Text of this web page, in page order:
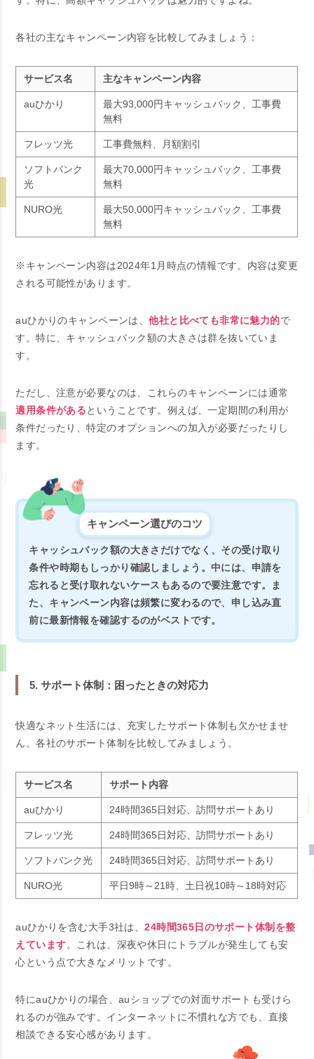
各社の主なキャンペーン内容を比較してみましょう：
サービス名 主なキャンペーン内容
auひかり
最大93,000円キャッシュバック、工事費
無料
フレッツ光 工事費無料、月額割引
ソフトバンク
光
最大70,000円キャッシュバック、工事費
無料
NURO光
最大50,000円キャッシュバック、工事費
無料
※キャンペーン内容は2024年1月時点の情報です。内容は変更
される可能性があります。
auひかりのキャンペーンは、他社と比べても非常に魅力的で
す。特に、キャッシュバック額の大きさは群を抜いていま
す。
ただし、注意が必要なのは、これらのキャンペーンには通常
適用条件があるということです。例えば、一定期間の利用が
条件だったり、特定のオプションへの加入が必要だったりし
ます。
キャンペーン選びのコツ
キャッシュバック額の大きさだけでなく、その受け取り
条件や時期もしっかり確認しましょう。中には、申請を
忘れると受け取れないケースもあるので要注意です。ま
た、キャンペーン内容は頻繁に変わるので、申し込み直
前に最新情報を確認するのがベストです。
5. サポート体制：困ったときの対応力
快適なネット生活には、充実したサポート体制も欠かせませ
ん。各社のサポート体制を比較してみましょう。
サービス名 サポート内容
auひかり 24時間365日対応、訪問サポートあり
フレッツ光 24時間365日対応、訪問サポートあり
ソフトバンク光 24時間365日対応、訪問サポートあり
NURO光 平日9時～21時、土日祝10時～18時対応
auひかりを含む大手3社は、24時間365日のサポート体制を整
えています。これは、深夜や休日にトラブルが発生しても安
心という点で大きなメリットです。
特にauひかりの場合、auショップでの対面サポートも受けら
れるのが強みです。インターネットに不慣れな方でも、直接
相談できる安心感があります。